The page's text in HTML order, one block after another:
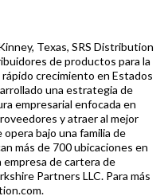
Texas, SRS Distribution
de productos para la
crecimiento en Estados
una estrategia de
empresarial enfocada en
y atraer al mejor
bajo una familia de
más de 700 ubicaciones en
de cartera de
Partners LLC. Para más
.